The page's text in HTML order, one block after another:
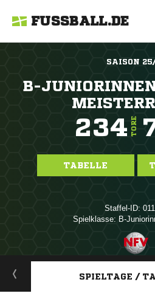
FUSSBALL.DE
SAISON
B-
234 TORE
TABELLE
Staffel-ID:
Spielklasse: B-
ANZEIGE
SPIELTAGE /